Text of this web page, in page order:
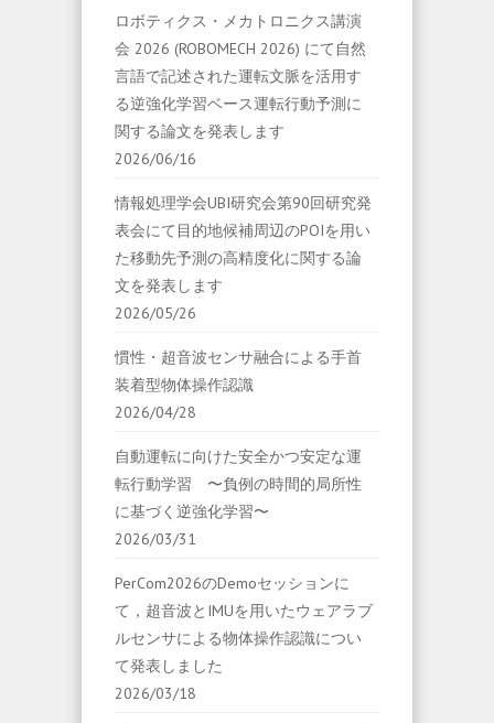
ロボティクス・メカトロニクス講演
会 2026 (ROBOMECH 2026) にて自然
言語で記述された運転文脈を活用す
る逆強化学習ベース運転行動予測に
関する論文を発表します
2026/06/16
情報処理学会UBI研究会第90回研究発
表会にて目的地候補周辺のPOIを用い
た移動先予測の高精度化に関する論
文を発表します
2026/05/26
慣性・超音波センサ融合による手首
装着型物体操作認識
2026/04/28
自動運転に向けた安全かつ安定な運
転行動学習 〜負例の時間的局所性
に基づく逆強化学習〜
2026/03/31
PerCom2026のDemoセッションに
て，超音波とIMUを用いたウェアラブ
ルセンサによる物体操作認識につい
て発表しました
2026/03/18